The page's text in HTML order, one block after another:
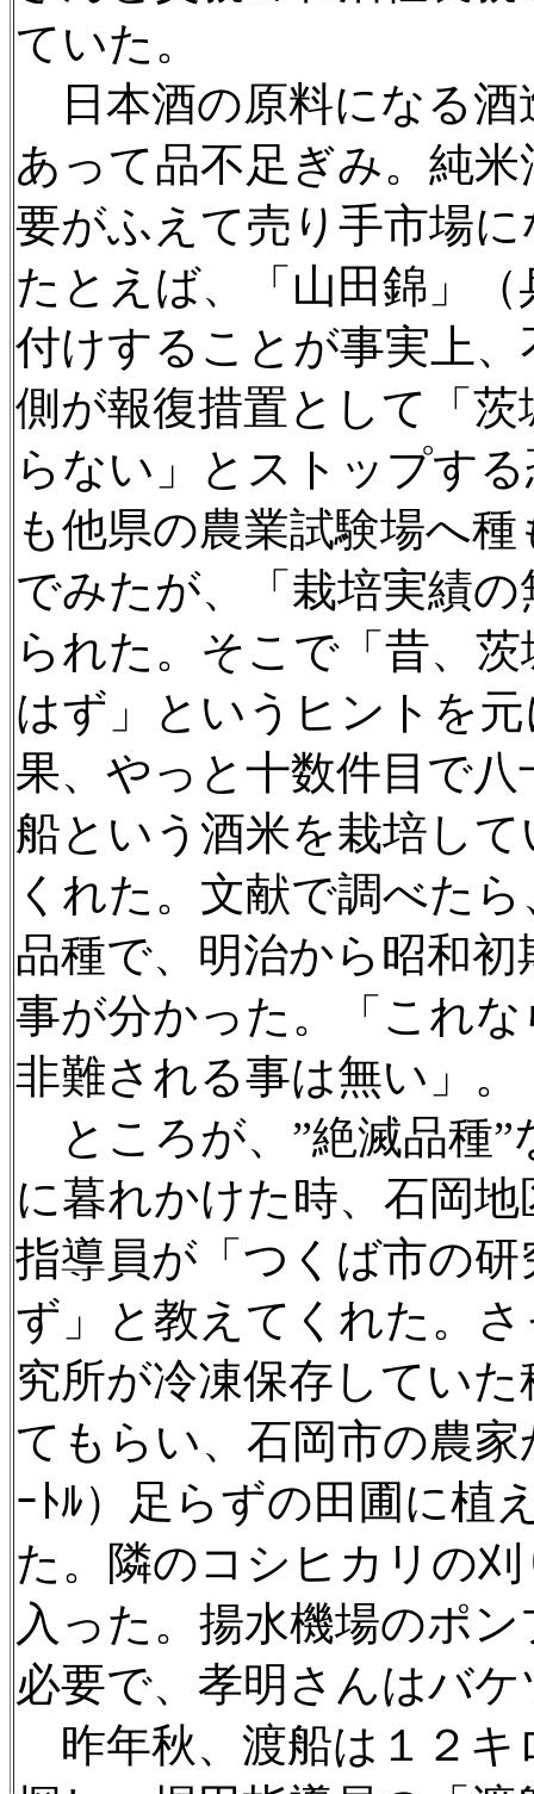
ていた。
日本酒の原料になる酒
あって品不足ぎみ。純
要がふえて売り手市場
たとえば、「山田錦」
付けすることが事実上
側が報復措置として「
らない」とストップす
も他県の農業試験場へ
でみたが、「栽培実績
られた。そこで「昔、
はず」というヒントを
果、やっと十数件目で
船という酒米を栽培し
くれた。文献で調べた
品種で、明治から昭和
事が分かった。「これ
非難される事は無い」。
ところが、”絶滅品種”
に暮れかけた時、石岡
指導員が「つくば市の
ず」と教えてくれた。
究所が冷凍保存してい
てもらい、石岡市の農
ｰﾄﾙ）足らずの田圃に植
た。隣のコシヒカリの
入った。揚水機場のポ
必要で、孝明さんはバ
昨年秋、渡船は１２キ